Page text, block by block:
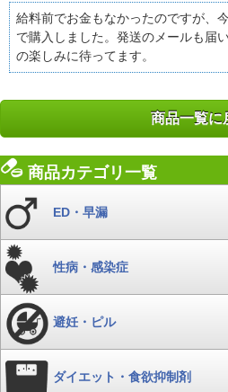
給料前でお金もなかったのですが、
で購入しました。発送のメールも届
の楽しみに待ってます。
商品一覧に
商品カテゴリ一覧
ED・早漏
性病・感染症
避妊・ピル
ダイエット・食欲抑制剤